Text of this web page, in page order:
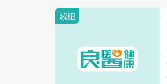
減肥